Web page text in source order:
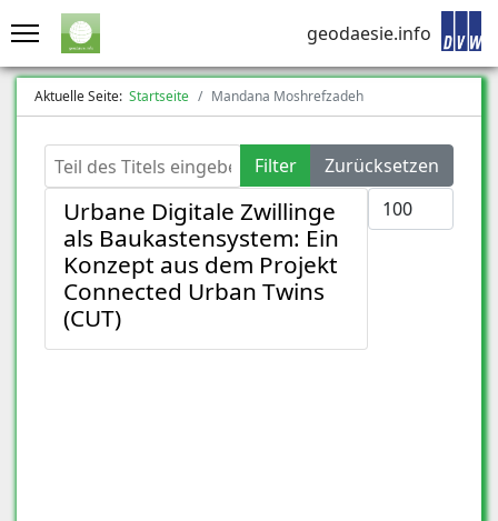
geodaesie.info
Aktuelle Seite: Startseite Mandana Moshrefzadeh
Teil des Titels eingeben Filter
Zurücksetzen
Anzeige #
Urbane Digitale Zwillinge
als Baukastensystem: Ein
Konzept aus dem Projekt
Connected Urban Twins
(CUT)